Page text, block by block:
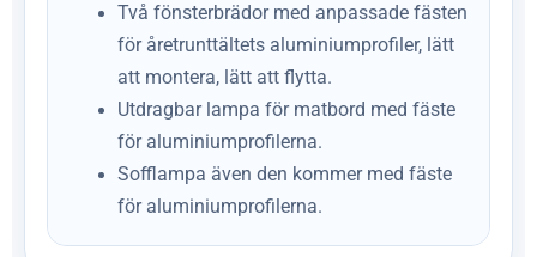
Två fönsterbrädor med anpassade fästen
för åretrunttältets aluminiumprofiler, lätt
att montera, lätt att flytta.
Utdragbar lampa för matbord med fäste
för aluminiumprofilerna.
Sofflampa även den kommer med fäste
för aluminiumprofilerna.